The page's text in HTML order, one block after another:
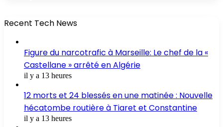
Recent Tech News
Figure du narcotrafic à Marseille: Le chef de la «
Castellane » arrêté en Algérie
il y a 13 heures
12 morts et 24 blessés en une matinée : Nouvelle
hécatombe routière à Tiaret et Constantine
il y a 13 heures